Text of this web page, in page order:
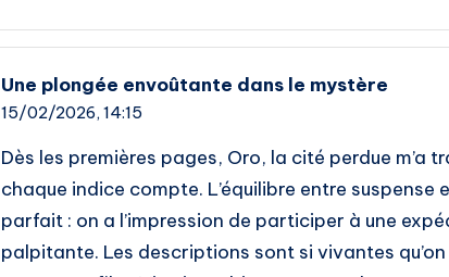
Une plongée envoûtante dans le mystère
15/02/2026, 14:15
Dès les premières pages, Oro, la cité perdue m’a
chaque indice compte. L’équilibre entre
parfait : on a l’impression de participer à une
palpitante. Les descriptions sont si vivantes